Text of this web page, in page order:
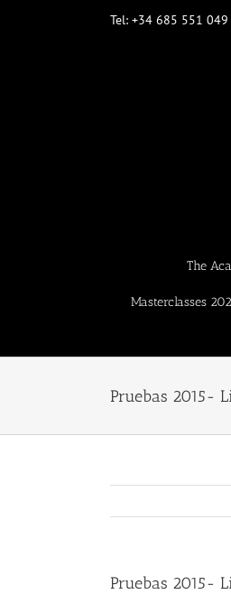
Tel: +34 685 551 049
The
Masterclasses
Pruebas 2015-
Pruebas 2015-